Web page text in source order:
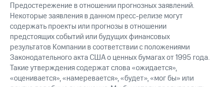
Предостережение в отношении прогнозных заявлений.
Некоторые заявления в данном пресс-релизе могут
содержать проекты или прогнозы в отношении
предстоящих событий или будущих финансовых
результатов Компании в соответствии с положениями
Законодательного акта США о ценных бумагах от 1995 года.
Такие утверждения содержат слова «ожидается»,
«оценивается», «намеревается», «будет», «мог бы» или